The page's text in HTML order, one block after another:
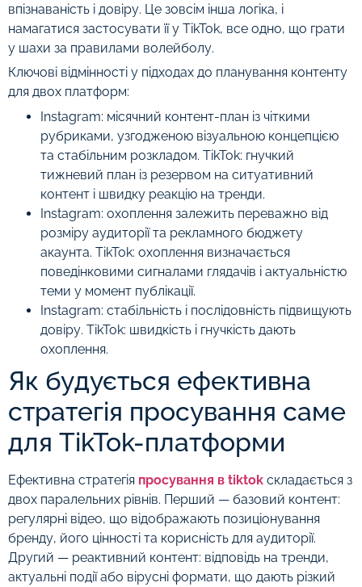
впізнаваність і довіру. Це зовсім інша логіка, і
намагатися застосувати її у TikTok, все одно, що грати
у шахи за правилами волейболу.
Ключові відмінності у підходах до планування контенту
для двох платформ:
Instagram: місячний контент-план із чіткими
рубриками, узгодженою візуальною концепцією
та стабільним розкладом. TikTok: гнучкий
тижневий план із резервом на ситуативний
контент і швидку реакцію на тренди.
Instagram: охоплення залежить переважно від
розміру аудиторії та рекламного бюджету
акаунта. TikTok: охоплення визначається
поведінковими сигналами глядачів і актуальністю
теми у момент публікації.
Instagram: стабільність і послідовність підвищують
довіру. TikTok: швидкість і гнучкість дають
охоплення.
Як будується ефективна
стратегія просування саме
для TikTok-платформи
Ефективна стратегія просування в tiktok складається з
двох паралельних рівнів. Перший — базовий контент:
регулярні відео, що відображають позиціонування
бренду, його цінності та корисність для аудиторії.
Другий — реактивний контент: відповідь на тренди,
актуальні події або вірусні формати, що дають різкий